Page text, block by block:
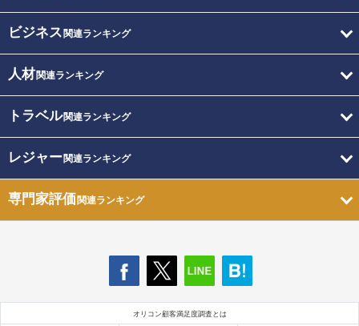
ビジネス 関連ランキング
人材関連ランキング
トラベル関連ランキング
レジャー関連ランキング
専門家評価関連ランキング
オリコン顧客満足度調査とは